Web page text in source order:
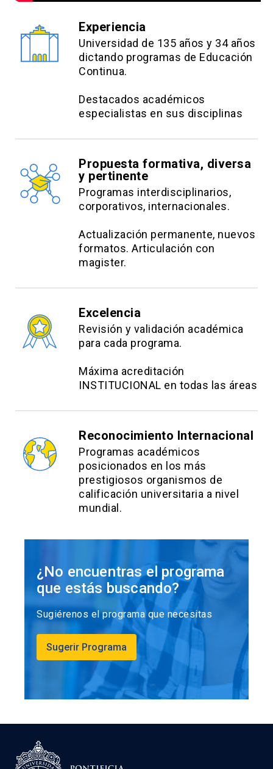
Experiencia
Universidad de 135 años y 34 años
dictando programas de Educación
Continua.
Destacados académicos
especialistas en sus disciplinas
Propuesta formativa, diversa
y pertinente
Programas interdisciplinarios,
corporativos, internacionales.
Actualización permanente, nuevos
formatos. Articulación con
magister.
Excelencia
Revisión y validación académica
para cada programa.
Máxima acreditación
INSTITUCIONAL en todas las áreas
Reconocimiento Internacional
Programas académicos
posicionados en los más
prestigiosos organismos de
calificación universitaria a nivel
mundial.
¿No encuentras el programa
que estás buscando?
Sugiérenos el programa que necesitas
Sugerir Programa